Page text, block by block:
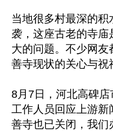
当地很多村最深的
袭，这座古老的寺
大的问题。不少网
善寺现状的关心与祝
8月7日，河北高碑
工作人员回应上游新
善寺也已关闭，我们